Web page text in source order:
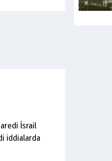
İsrail
iddialarda